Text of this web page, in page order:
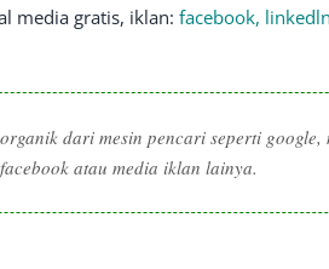
media gratis, iklan: facebook,
dari mesin pencari seperti google,
atau media iklan lainya.